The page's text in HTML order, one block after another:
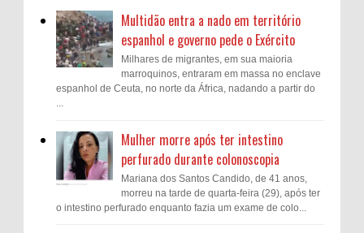
Multidão entra a nado em território
espanhol e governo pede o Exército
Milhares de migrantes, em sua maioria
marroquinos, entraram em massa no enclave
espanhol de Ceuta, no norte da África, nadando a partir do
...
Mulher morre após ter intestino
perfurado durante colonoscopia
Mariana dos Santos Candido, de 41 anos,
morreu na tarde de quarta-feira (29), após ter
o intestino perfurado enquanto fazia um exame de colo...